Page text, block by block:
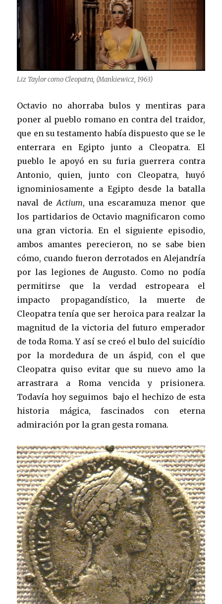
Liz Taylor como Cleopatra, (Mankiewicz, 1963)
Octavio no ahorraba bulos y mentiras para
poner al pueblo romano en contra del traidor,
que en su testamento había dispuesto que se le
enterrara en Egipto junto a Cleopatra. El
pueblo le apoyó en su furia guerrera contra
Antonio, quien, junto con Cleopatra, huyó
ignominiosamente a Egipto desde la batalla
naval de Actium, una escaramuza menor que
los partidarios de Octavio magnificaron como
una gran victoria. En el siguiente episodio,
ambos amantes perecieron, no se sabe bien
cómo, cuando fueron derrotados en Alejandría
por las legiones de Augusto. Como no podía
permitirse que la verdad estropeara el
impacto propagandístico, la muerte de
Cleopatra tenía que ser heroica para realzar la
magnitud de la victoria del futuro emperador
de toda Roma. Y así se creó el bulo del suicídio
por la mordedura de un áspid, con el que
Cleopatra quiso evitar que su nuevo amo la
arrastrara a Roma vencida y prisionera.
Todavía hoy seguimos bajo el hechizo de esta
historia mágica, fascinados con eterna
admiración por la gran gesta romana.